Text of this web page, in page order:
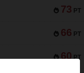
73 PT
66 PT
60 PT